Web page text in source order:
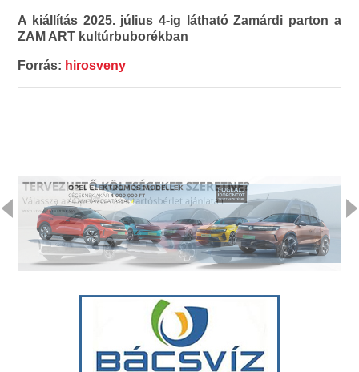
A kiállítás 2025. július 4-ig látható Zamárdi parton a
ZAM ART kultúrbuborékban
Forrás: hirosveny